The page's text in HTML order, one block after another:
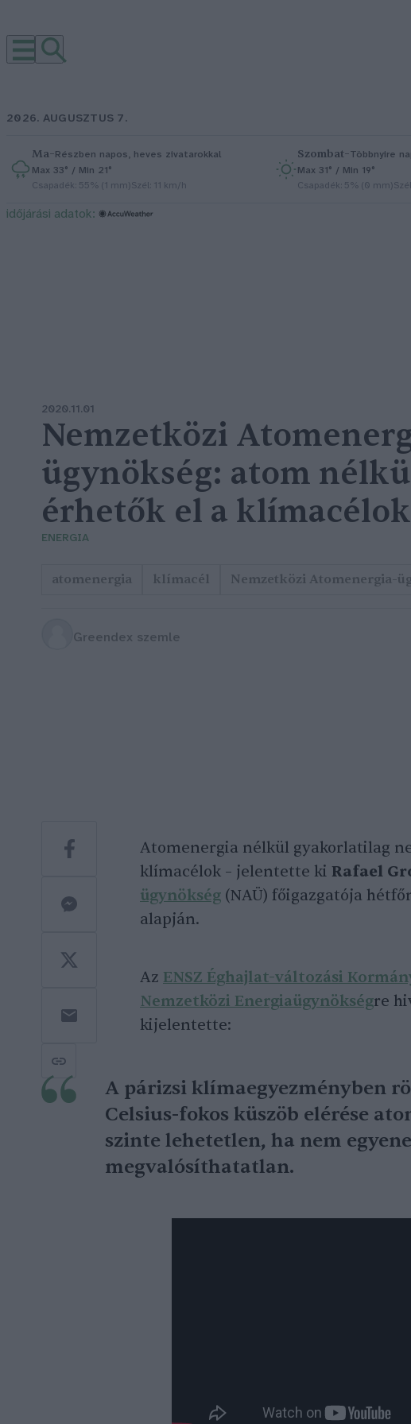
2026. AUGUSZTUS 7.
Ma–Részben napos, heves zivatarokkal
Max 33° / Min 21°
Csapadék: 55% (1 mm)Szél: 11 km/h
Szombat–Többnyire
Max 31° / Min 19°
Csapadék: 5% (0 mm)
időjárási adatok:
2020.11.01
Nemzetközi
ügynökség: atom
érhetők el a klímacélok
ENERGIA
atomenergia klímacél Nemzetközi Atomenergia-
Greendex szemle
Atomenergia nélkül gyakorlatilag
klímacélok – jelentette ki Rafael
ügynökség (NAÜ) főigazgatója
alapján.
Az ENSZ Éghajlat-változási
Nemzetközi Energiaügynökségre
kijelentette:
A párizsi klímaegyezményben
Celsius-fokos küszöb elérése
szinte lehetetlen, ha nem
megvalósíthatatlan.